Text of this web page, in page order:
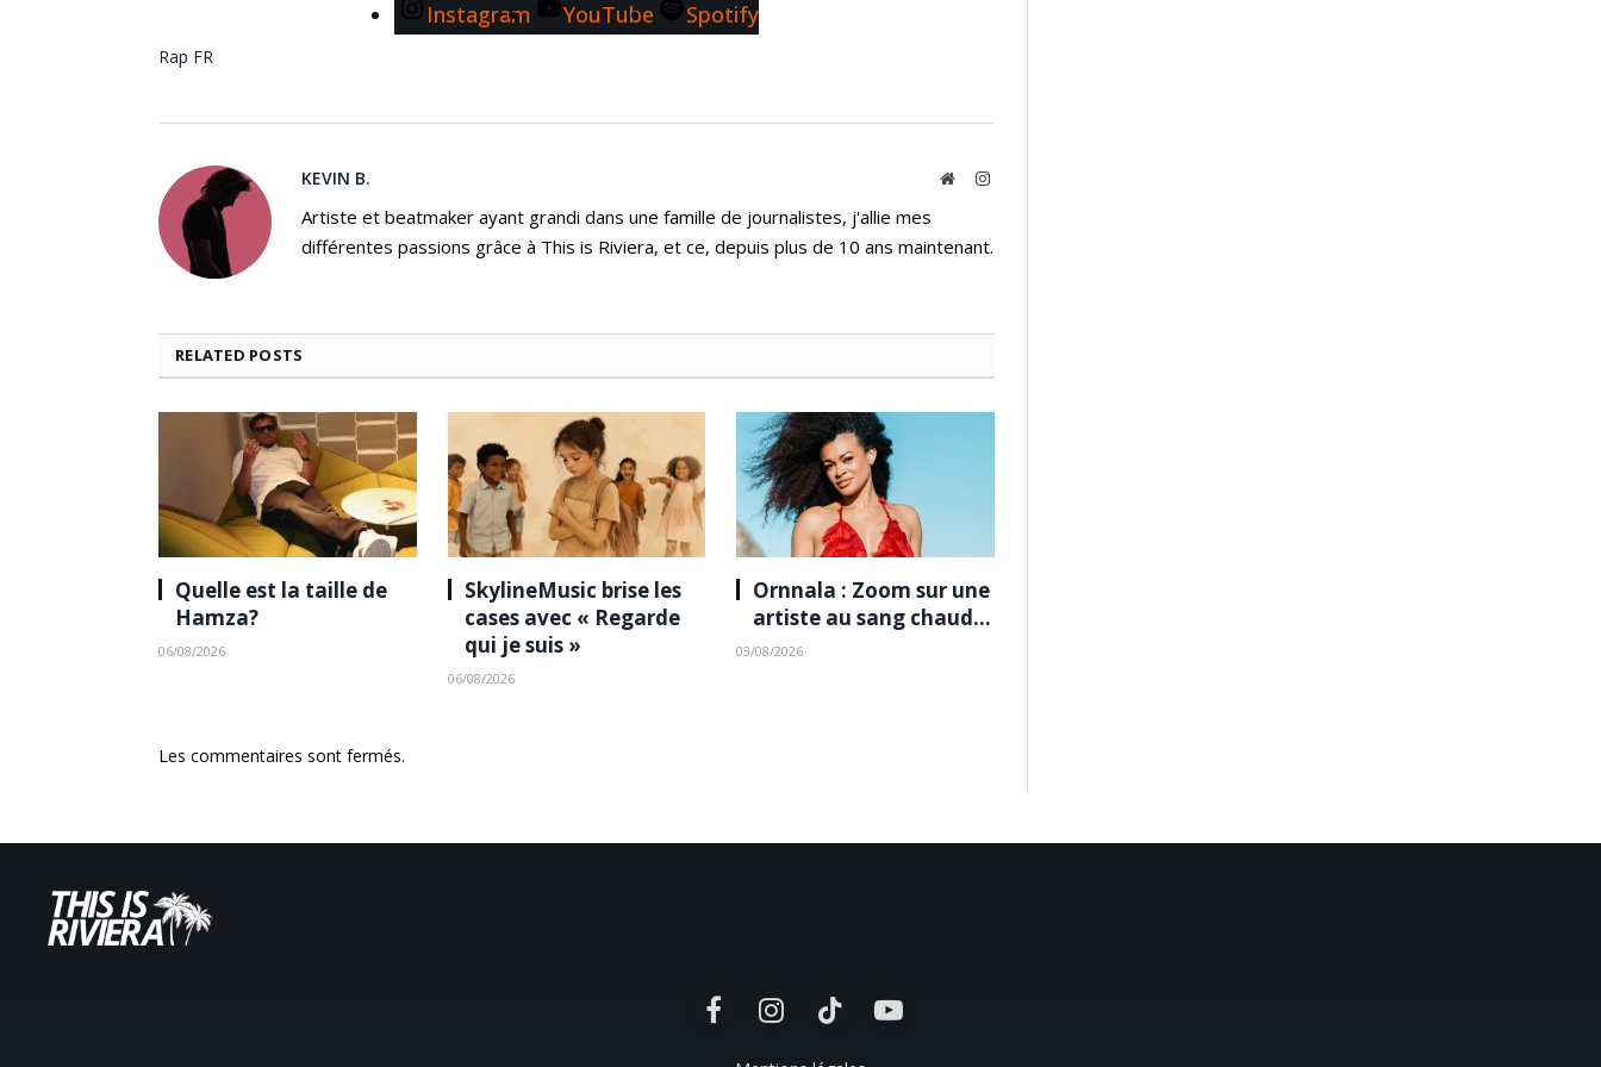
Instagram YouTube Spotify
Rap FR
KEVIN B. WebsiteInstagram
Artiste et beatmaker ayant grandi dans une famille de journalistes, j'allie mes
différentes passions grâce à This is Riviera, et ce, depuis plus de 10 ans maintenant.
RELATED POSTS
Quelle est la taille de
Hamza?
06/08/2026
SkylineMusic brise les
cases avec « Regarde
qui je suis »
06/08/2026
Ornnala : Zoom sur une
artiste au sang chaud…
03/08/2026
Les commentaires sont fermés.
FacebookInstagramTikTok YouTube